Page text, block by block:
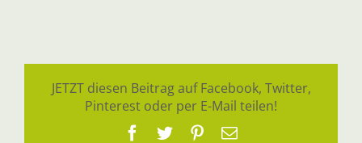
JETZT diesen Beitrag auf Facebook, Twitter,
Pinterest oder per E-Mail teilen!
Facebook
TwitterPinterest
E-